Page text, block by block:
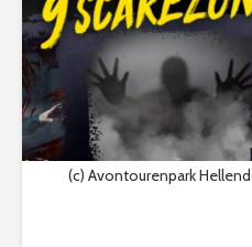
(c) Avontourenpark